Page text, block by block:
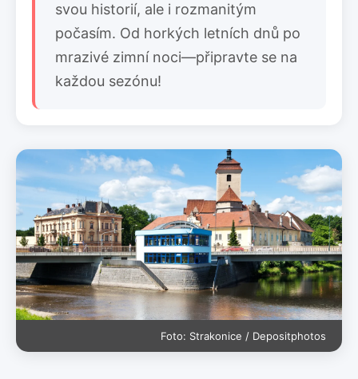
svou historií, ale i rozmanitým
počasím. Od horkých letních dnů po
mrazivé zimní noci—připravte se na
každou sezónu!
Foto: Strakonice / Depositphotos